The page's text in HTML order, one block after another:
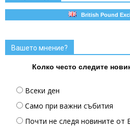
British Pound
Вашето мнение?
Колко често следите
Всеки ден
Само при важни събития
Почти не следя новините от